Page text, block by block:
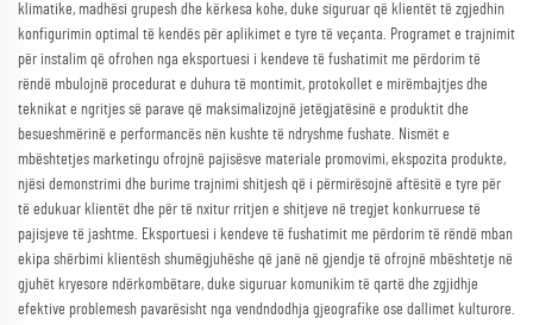
klimatike, madhësi grupesh dhe kërkesa kohe, duke siguruar që klientët të zgjedhin
konfigurimin optimal të kendës për aplikimet e tyre të veçanta. Programet e trajnimit
për instalim që ofrohen nga eksportuesi i kendeve të fushatimit me përdorim të
rëndë mbulojnë procedurat e duhura të montimit, protokollet e mirëmbajtjes dhe
teknikat e ngritjes së parave që maksimalizojnë jetëgjatësinë e produktit dhe
besueshmërinë e performancës nën kushte të ndryshme fushate. Nismët e
mbështetjes marketingu ofrojnë pajisësve materiale promovimi, ekspozita produkte,
njësi demonstrimi dhe burime trajnimi shitjesh që i përmirësojnë aftësitë e tyre për
të edukuar klientët dhe për të nxitur rritjen e shitjeve në tregjet konkurruese të
pajisjeve të jashtme. Eksportuesi i kendeve të fushatimit me përdorim të rëndë mban
ekipa shërbimi klientësh shumëgjuhëshe që janë në gjendje të ofrojnë mbështetje në
gjuhët kryesore ndërkombëtare, duke siguruar komunikim të qartë dhe zgjidhje
efektive problemesh pavarësisht nga vendndodhja gjeografike ose dallimet kulturore.